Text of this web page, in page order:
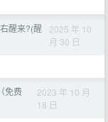
醒来?(醒
2025 年 10
月 30 日
免费
2023 年 10 月
18 日